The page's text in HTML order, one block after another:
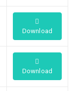
Download
Download